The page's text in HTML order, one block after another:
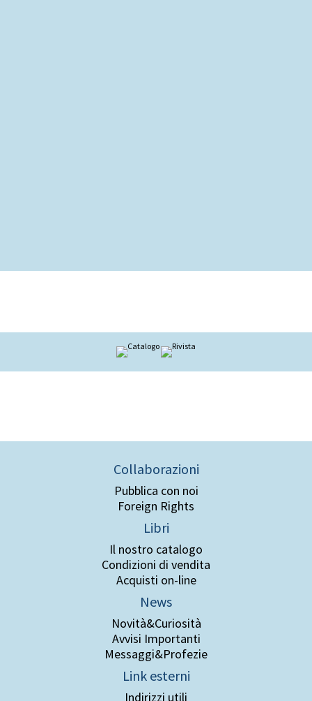
Collaborazioni
Pubblica con noi
Foreign Rights
Libri
Il nostro catalogo
Condizioni di vendita
Acquisti on-line
News
Novità&Curiosità
Avvisi Importanti
Messaggi&Profezie
Link esterni
Indirizzi utili